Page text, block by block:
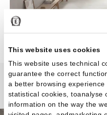
This website uses cookies
This website uses technical
guarantee the correct
a better browsing experience
statistical cookies, toanalyse
information on the way the